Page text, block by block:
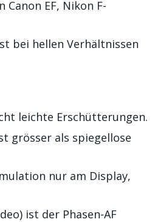
Canon EF, Nikon F-
bei hellen Verhältnissen
leichte Erschütterungen.
grösser als spiegellose
nur am Display,
ist der Phasen-AF